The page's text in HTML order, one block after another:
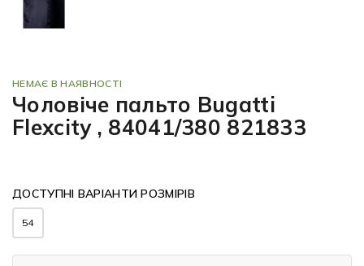
НЕМАЄ В НАЯВНОСТІ
Чоловіче пальто Bugatti
Flexcity , 84041/380 821833
ДОСТУПНІ ВАРІАНТИ РОЗМІРІВ
54